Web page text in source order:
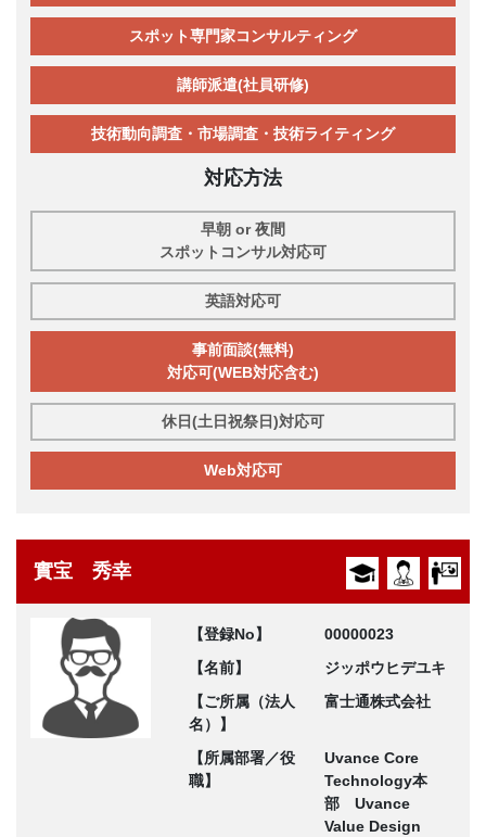
スポット専門家コンサルティング
講師派遣(社員研修)
技術動向調査・市場調査・技術ライティング
対応方法
早朝 or 夜間
スポットコンサル対応可
英語対応可
事前面談(無料)
対応可(WEB対応含む)
休日(土日祝祭日)対応可
Web対応可
實宝 秀幸
【登録No】
00000023
【名前】
ジッポウヒデユキ
【ご所属（法人
名）】
富士通株式会社
【所属部署／役
職】
Uvance Core
Technology本
部 Uvance
Value Design